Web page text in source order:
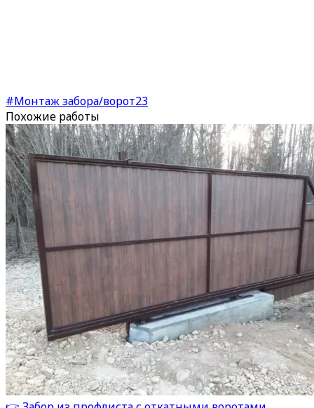
#Монтаж забора/ворот23
Похожие работы